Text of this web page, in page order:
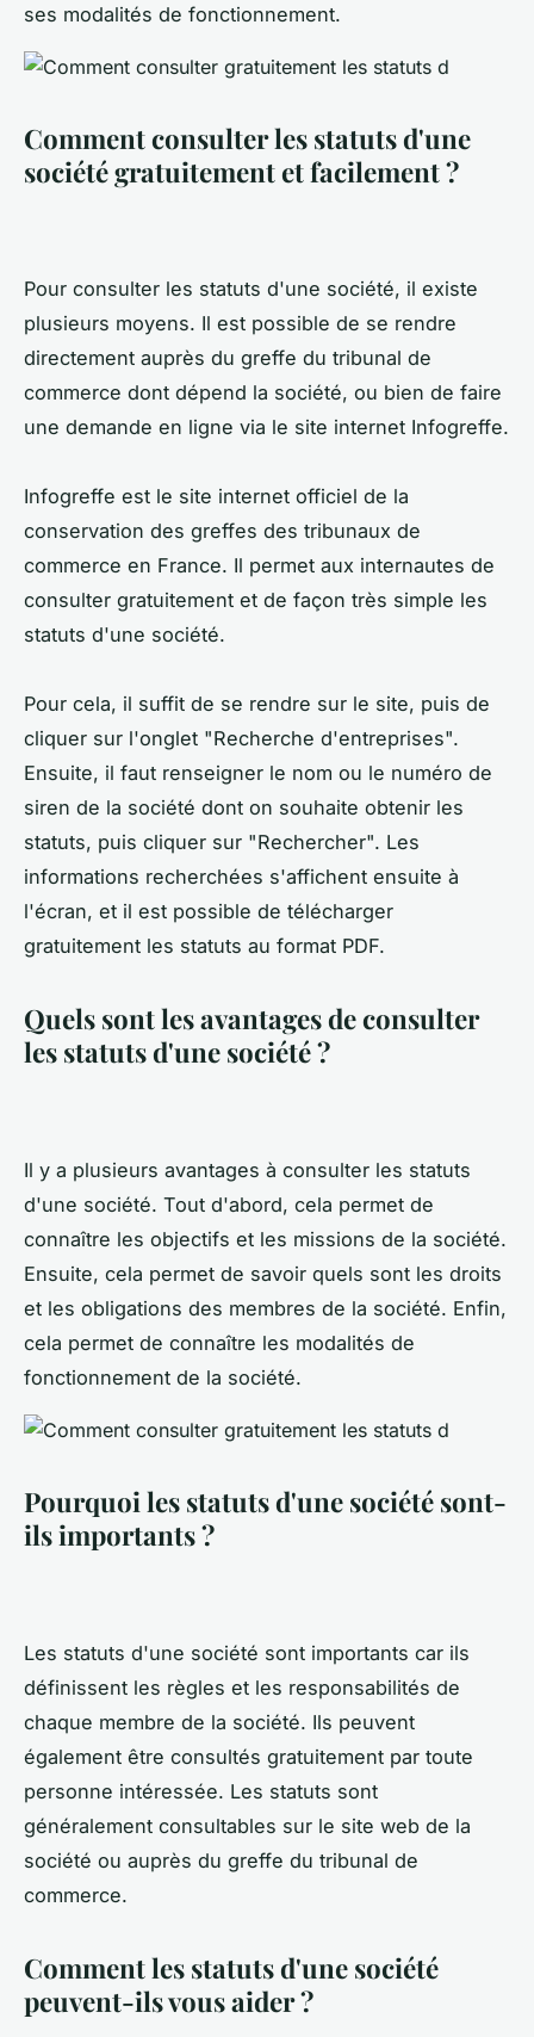
ses modalités de fonctionnement.
Comment consulter les statuts d'une
société gratuitement et facilement ?
Pour consulter les statuts d'une société, il existe
plusieurs moyens. Il est possible de se rendre
directement auprès du greffe du tribunal de
commerce dont dépend la société, ou bien de faire
une demande en ligne via le site internet Infogreffe.
Infogreffe est le site internet officiel de la
conservation des greffes des tribunaux de
commerce en France. Il permet aux internautes de
consulter gratuitement et de façon très simple les
statuts d'une société.
Pour cela, il suffit de se rendre sur le site, puis de
cliquer sur l'onglet "Recherche d'entreprises".
Ensuite, il faut renseigner le nom ou le numéro de
siren de la société dont on souhaite obtenir les
statuts, puis cliquer sur "Rechercher". Les
informations recherchées s'affichent ensuite à
l'écran, et il est possible de télécharger
gratuitement les statuts au format PDF.
Quels sont les avantages de consulter
les statuts d'une société ?
Il y a plusieurs avantages à consulter les statuts
d'une société. Tout d'abord, cela permet de
connaître les objectifs et les missions de la société.
Ensuite, cela permet de savoir quels sont les droits
et les obligations des membres de la société. Enfin,
cela permet de connaître les modalités de
fonctionnement de la société.
Pourquoi les statuts d'une société sont-
ils importants ?
Les statuts d'une société sont importants car ils
définissent les règles et les responsabilités de
chaque membre de la société. Ils peuvent
également être consultés gratuitement par toute
personne intéressée. Les statuts sont
généralement consultables sur le site web de la
société ou auprès du greffe du tribunal de
commerce.
Comment les statuts d'une société
peuvent-ils vous aider ?